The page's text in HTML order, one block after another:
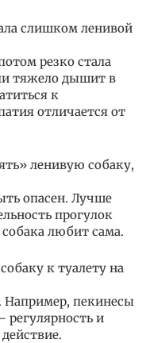
слишком ленивой
резко стала
тяжело дышит в
к
отличается от
ленивую собаку,
опасен. Лучше
прогулок
любит сама.
к туалету на
Например, пекинесы
и